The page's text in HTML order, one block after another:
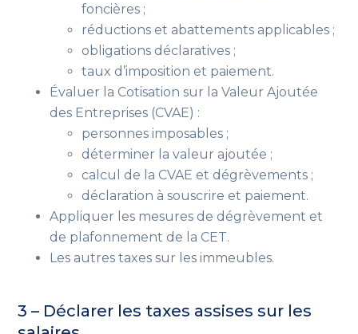
foncières ;
réductions et abattements applicables ;
obligations déclaratives ;
taux d’imposition et paiement.
Évaluer la Cotisation sur la Valeur Ajoutée
des Entreprises (CVAE) :
personnes imposables ;
déterminer la valeur ajoutée ;
calcul de la CVAE et dégrèvements ;
déclaration à souscrire et paiement.
Appliquer les mesures de dégrèvement et
de plafonnement de la CET.
Les autres taxes sur les immeubles.
3 – Déclarer les taxes assises sur les